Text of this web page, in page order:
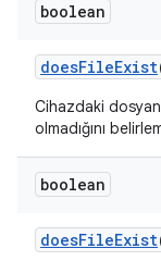
boolean
doesFileExist
Cihazdaki
olmadığını
boolean
doesFileExist